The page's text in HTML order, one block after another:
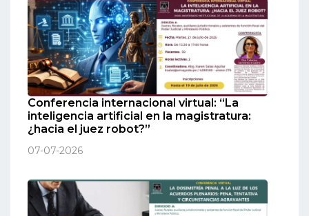
Conferencia internacional virtual: “La
inteligencia artificial en la magistratura:
¿hacia el juez robot?”
07-07-2026